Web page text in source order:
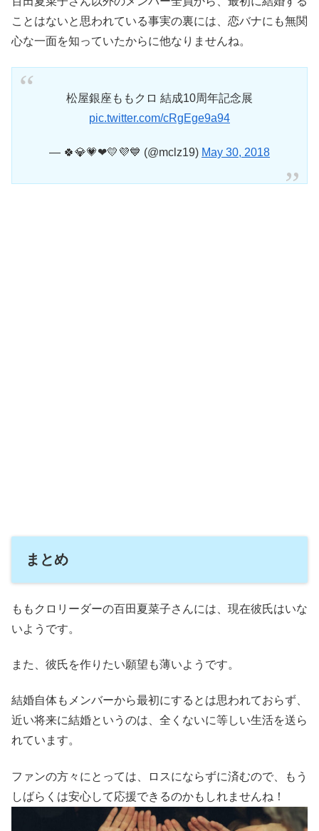
ことはないと思われている事実の裏には、恋バナにも無関
心な一面を知っていたからに他なりませんね。
松屋銀座ももクロ 結成10周年記念展
pic.twitter.com/cRgEge9a94
— 🍀💎💗❤💛💜💙 (@mclz19) May 30, 2018
まとめ
ももクロリーダーの百田夏菜子さんには、現在彼氏はいな
いようです。
また、彼氏を作りたい願望も薄いようです。
結婚自体もメンバーから最初にするとは思われておらず、
近い将来に結婚というのは、全くないに等しい生活を送ら
れています。
ファンの方々にとっては、ロスにならずに済むので、もう
しばらくは安心して応援できるのかもしれませんね！